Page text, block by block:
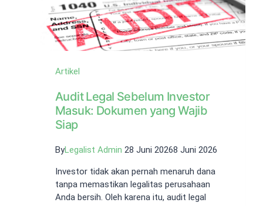
Artikel
Audit Legal Sebelum Investor
Masuk: Dokumen yang Wajib
Siap
ByLegalist Admin 28 Juni 20268 Juni 2026
Investor tidak akan pernah menaruh dana
tanpa memastikan legalitas perusahaan
Anda bersih. Oleh karena itu, audit legal